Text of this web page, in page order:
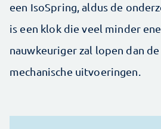
een IsoSpring, aldus de
is een klok die veel minder
nauwkeuriger zal lopen dan
mechanische uitvoeringen.